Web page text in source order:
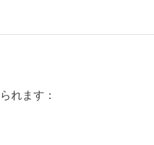
れます：